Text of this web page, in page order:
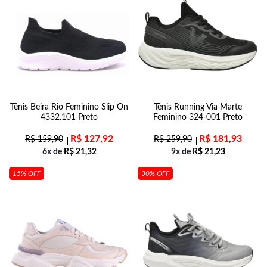
Tênis Beira Rio Feminino Slip On
4332.101 Preto
R$159,90 R$ 127,92
6x de R$21,32
Tênis Running Via Marte
Feminino 324-001 Preto
R$259,90 R$ 181,93
9x de R$21,23
15% OFF 30% OFF